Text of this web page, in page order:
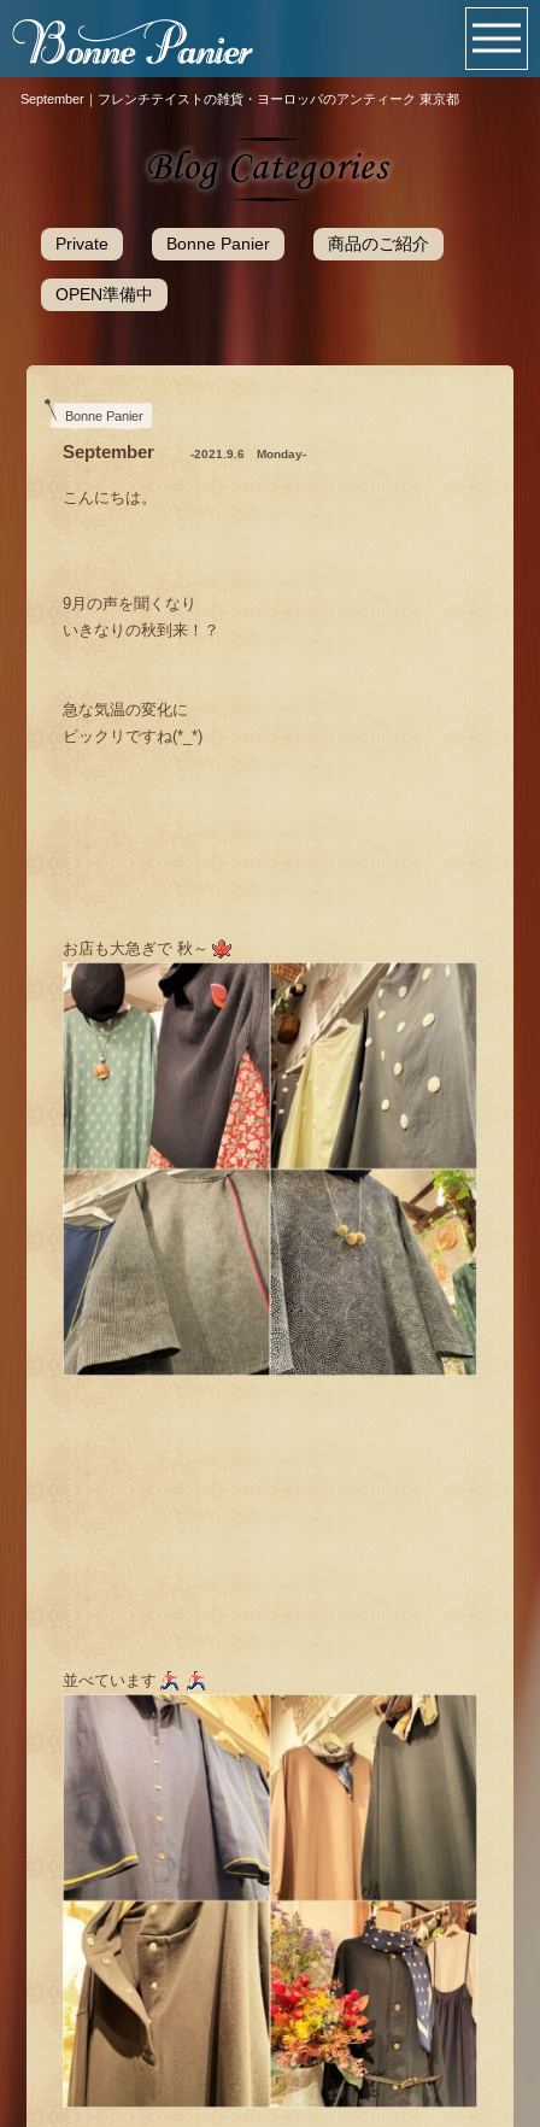
September｜フレンチテイストの雑貨・ヨーロッパのアンティーク 東京都
Private Bonne Panier 商品のご紹介
OPEN準備中
Bonne Panier
September -2021.9.6 Monday-
こんにちは。
9月の声を聞くなり
いきなりの秋到来！？
急な気温の変化に
ビックリですね(*_*)
お店も大急ぎで 秋～
並べています